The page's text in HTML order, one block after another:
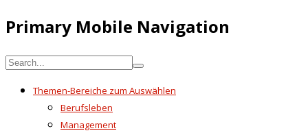
Primary Mobile Navigation
Themen-Bereiche zum Auswählen
Berufsleben
Management